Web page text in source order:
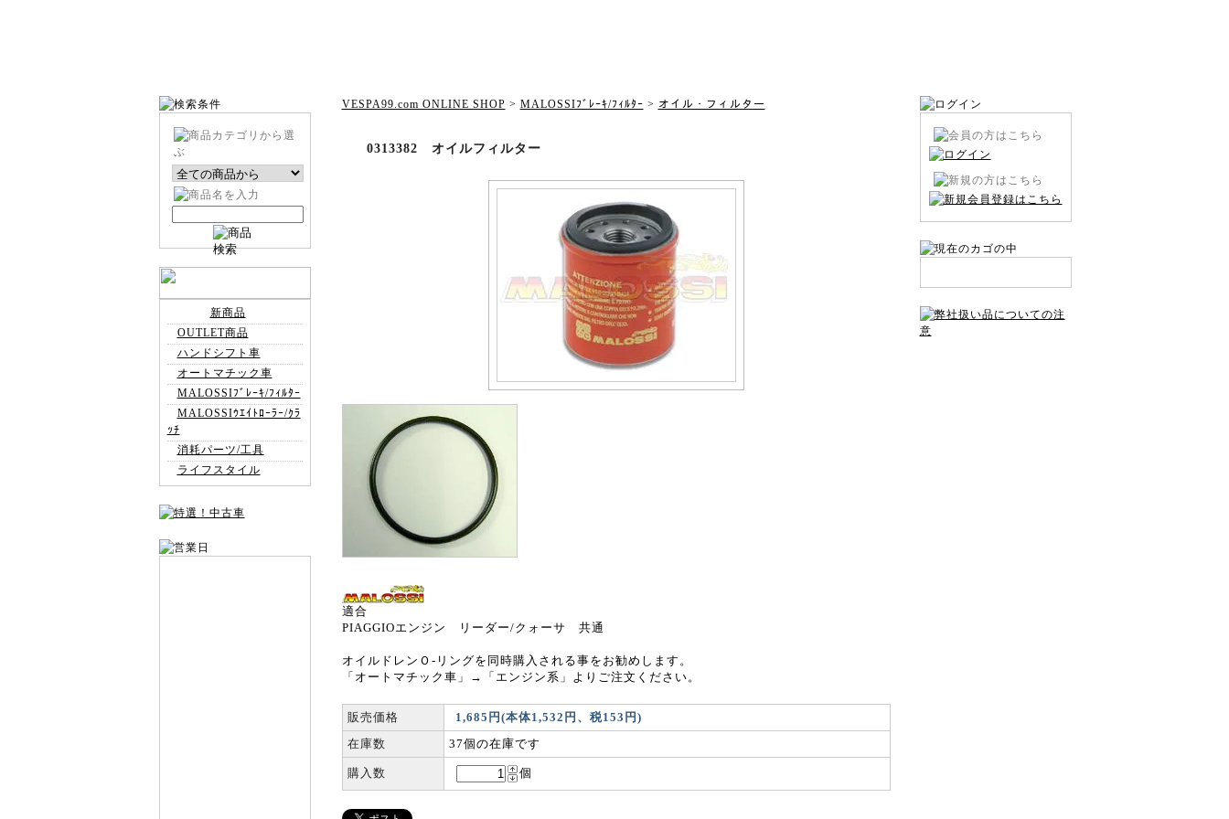
新商品
OUTLET商品
ハンドシフト車
オートマチック車
MALOSSIﾌﾞﾚｰｷ/ﾌｨﾙﾀｰ
MALOSSIｳｴｲﾄﾛｰﾗｰ/ｸﾗ
ｯﾁ
消耗パーツ/工具
ライフスタイル
VESPA99.com ONLINE SHOP > MALOSSIﾌﾞﾚｰｷ/ﾌｨﾙﾀｰ > オイル・フィルター
0313382 オイルフィルター
適合
PIAGGIOエンジン リーダー/クォーサ 共通
オイルドレンＯ-リングを同時購入される事をお勧めします。
「オートマチック車」→「エンジン系」よりご注文ください。
販売価格
1,685円(本体1,532円、税153円)
在庫数
37個の在庫です
購入数 個